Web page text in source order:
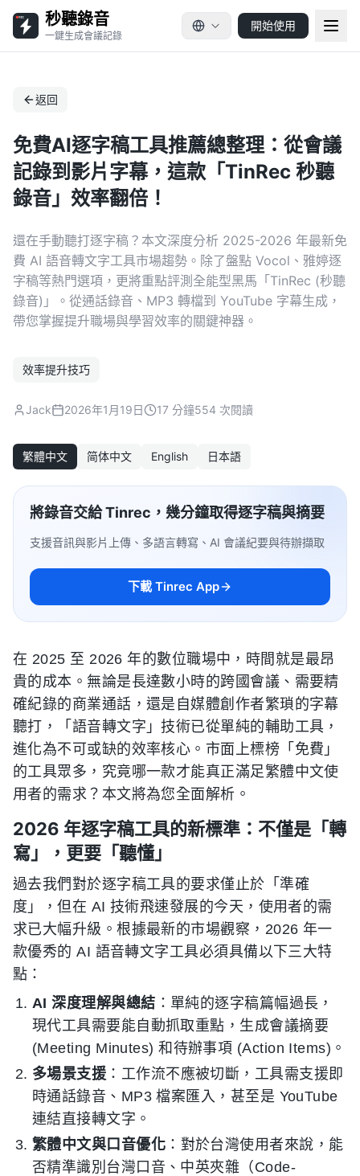
秒聽錄音
一鍵生成會議記錄
開始使用
返回
免費AI逐字稿工具推薦總整理：從會議
記錄到影片字幕，這款「TinRec 秒聽
錄音」效率翻倍！
還在手動聽打逐字稿？本文深度分析 2025-2026 年最新免
費 AI 語音轉文字工具市場趨勢。除了盤點 Vocol、雅婷逐
字稿等熱門選項，更將重點評測全能型黑馬「TinRec (秒聽
錄音)」。從通話錄音、MP3 轉檔到 YouTube 字幕生成，
帶您掌握提升職場與學習效率的關鍵神器。
效率提升技巧
Jack 2026年1月19日 17 分鐘554 次閱讀
繁體中文 简体中文 English 日本語
將錄音交給 Tinrec，幾分鐘取得逐字稿與摘要
支援音訊與影片上傳、多語言轉寫、AI 會議紀要與待辦擷取
下載 Tinrec App
在 2025 至 2026 年的數位職場中，時間就是最昂
貴的成本。無論是長達數小時的跨國會議、需要精
確紀錄的商業通話，還是自媒體創作者繁瑣的字幕
聽打，「語音轉文字」技術已從單純的輔助工具，
進化為不可或缺的效率核心。市面上標榜「免費」
的工具眾多，究竟哪一款才能真正滿足繁體中文使
用者的需求？本文將為您全面解析。
2026 年逐字稿工具的新標準：不僅是「轉
寫」，更要「聽懂」
過去我們對於逐字稿工具的要求僅止於「準確
度」，但在 AI 技術飛速發展的今天，使用者的需
求已大幅升級。根據最新的市場觀察，2026 年一
款優秀的 AI 語音轉文字工具必須具備以下三大特
點：
AI 深度理解與總結 ：單純的逐字稿篇幅過長，
現代工具需要能自動抓取重點，生成會議摘要
(Meeting Minutes) 和待辦事項 (Action Items)。
多場景支援 ：工作流不應被切斷，工具需支援即
時通話錄音、MP3 檔案匯入，甚至是 YouTube
連結直接轉文字。
繁體中文與口音優化 ：對於台灣使用者來說，能
否精準識別台灣口音、中英夾雜（Code-